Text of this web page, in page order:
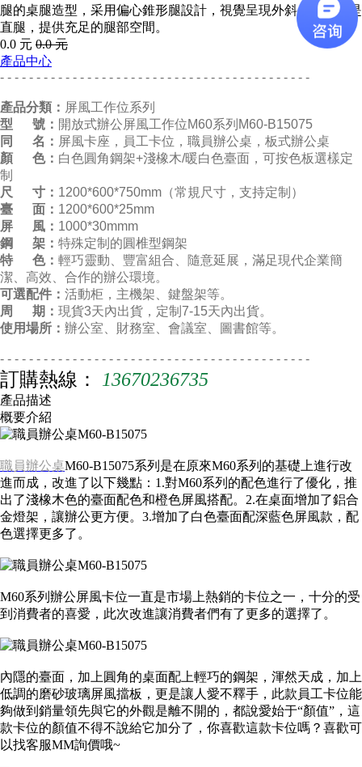
腿的桌腿造型，采用偏心錐形腿設計，視覺呈現外斜，本質卻是
直腿，提供充足的腿部空間。
0.0 元 0.0元
產品中心
- - - - - - - - - - - - - - - - - - - - - - - - - - - - - - - - - - - - - - - - - - -
產品分類： 屏風工作位系列
型 號： 開放式辦公屏風工作位M60系列M60-B15075
同 名： 屏風卡座，員工卡位，職員辦公桌，板式辦公桌
顏 色： 白色圓角鋼架+淺橡木/暖白色臺面，可按色板選樣定
制
尺 寸： 1200*600*750mm（常規尺寸，支持定制）
臺 面： 1200*600*25mm
屏 風： 1000*30mmm
鋼 架： 特殊定制的圓椎型鋼架
特 色： 輕巧靈動、豐富組合、隨意延展，滿足現代企業簡
潔、高效、合作的辦公環境。
可選配件： 活動柜，主機架、鍵盤架等。
周 期： 現貨3天內出貨，定制7-15天內出貨。
使用場所： 辦公室、財務室、會議室、圖書館等。
- - - - - - - - - - - - - - - - - - - - - - - - - - - - - - - - - - - - - - - - - - -
訂購熱線： 13670236735
產品描述
概要介紹
職員辦公桌M60-B15075系列是在原來M60系列的基礎上進行改
進而成，改進了以下幾點：1.對M60系列的配色進行了優化，推
出了淺橡木色的臺面配色和橙色屏風搭配。2.在桌面增加了鋁合
金燈架，讓辦公更方便。3.增加了白色臺面配深藍色屏風款，配
色選擇更多了。
M60系列辦公屏風卡位一直是市場上熱銷的卡位之一，十分的受
到消費者的喜愛，此次改進讓消費者們有了更多的選擇了。
內隱的臺面，加上圓角的桌面配上輕巧的鋼架，渾然天成，加上
低調的磨砂玻璃屏風擋板，更是讓人愛不釋手，此款員工卡位能
夠做到銷量領先與它的外觀是離不開的，都說愛始于“顏值”，這
款卡位的顏值不得不說給它加分了，你喜歡這款卡位嗎？喜歡可
以找客服MM詢價哦~